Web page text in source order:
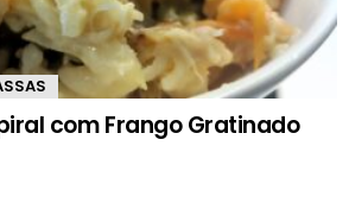
com Frango Gratinado